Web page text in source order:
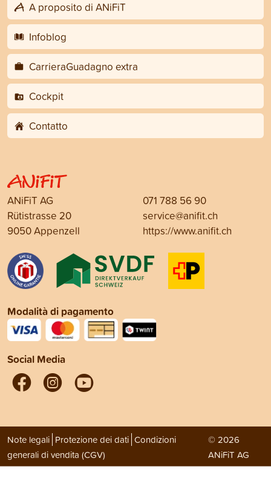
A proposito di ANiFiT
Infoblog
CarrieraGuadagno extra
Cockpit
Contatto
ANiFiT AG
Rütistrasse 20
9050 Appenzell
071 788 56 90
service@anifit.ch
https://www.anifit.ch
Modalità di pagamento
Social Media
Note legali Protezione dei dati Condizioni
generali di vendita (CGV)
© 2026
ANiFiT AG